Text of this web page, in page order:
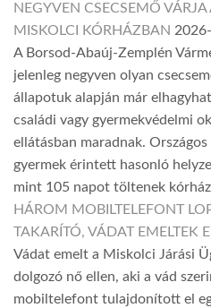
NEGYVEN CSECSEMŐ
MISKOLCI KÓRHÁZBAN
A Borsod-Abaúj-Zemplén
jelenleg negyven olyan
állapotuk alapján már
családi vagy gyermekvédelmi
ellátásban maradnak.
gyermek érintett hasonló
mint 105 napot töltenek
HÁROM MOBILTELEFONT
TAKARÍTÓ, VÁDAT EMELTEK
Vádat emelt a Miskolci Járási
dolgozó nő ellen, aki a vád
mobiltelefont tulajdonított el